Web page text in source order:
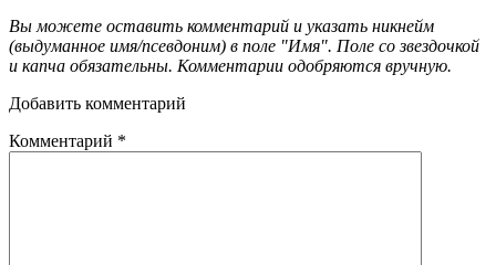
Вы можете оставить комментарий и указать никнейм
(выдуманное имя/псевдоним) в поле "Имя". Поле со звездочкой
и капча обязательны. Комментарии одобряются вручную.
Добавить комментарий
Комментарий *